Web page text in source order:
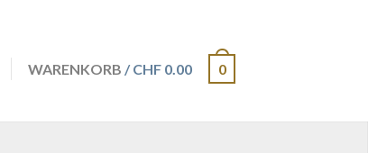
WARENKORB / CHF 0.00 0